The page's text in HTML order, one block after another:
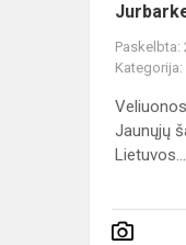
Paskelbta:
Kategorija:
Jaunųjų
Lietuvos...